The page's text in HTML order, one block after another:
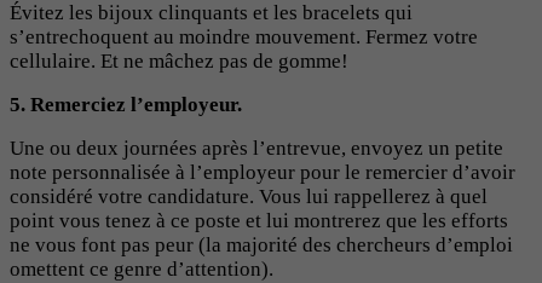
Évitez les bijoux clinquants et les bracelets qui
s’entrechoquent au moindre mouvement. Fermez votre
cellulaire. Et ne mâchez pas de gomme!
5. Remerciez l’employeur.
Une ou deux journées après l’entrevue, envoyez un petite
note personnalisée à l’employeur pour le remercier d’avoir
considéré votre candidature. Vous lui rappellerez à quel
point vous tenez à ce poste et lui montrerez que les efforts
ne vous font pas peur (la majorité des chercheurs d’emploi
omettent ce genre d’attention).